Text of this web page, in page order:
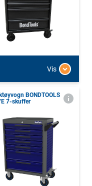
Vis
BONDTOOLS
7-skuffer